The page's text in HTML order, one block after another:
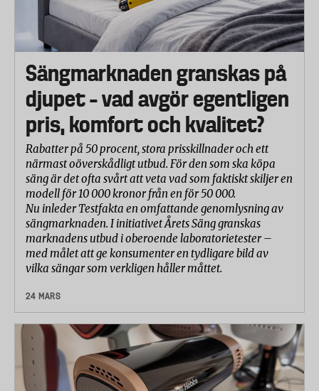
Sängmarknaden granskas på
djupet – vad avgör egentligen
pris, komfort och kvalitet?
Rabatter på 50 procent, stora prisskillnader och ett
närmast oöverskådligt utbud. För den som ska köpa
säng är det ofta svårt att veta vad som faktiskt skiljer en
modell för 10 000 kronor från en för 50 000.
Nu inleder Testfakta en omfattande genomlysning av
sängmarknaden. I initiativet Årets Säng granskas
marknadens utbud i oberoende laboratorietester –
med målet att ge konsumenter en tydligare bild av
vilka sängar som verkligen håller måttet.
24 MARS